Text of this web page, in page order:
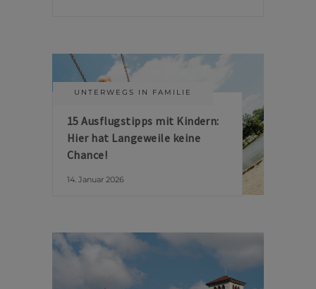
UNTERWEGS IN FAMILIE
15 Ausflugstipps mit Kindern:
Hier hat Langeweile keine
Chance!
14. Januar 2026